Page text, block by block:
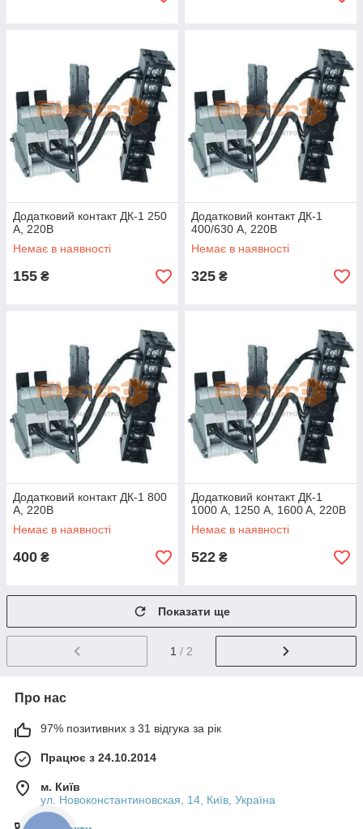
Додатковий контакт ДК-1 250
А, 220В
Немає в наявності
155 ₴
Додатковий контакт ДК-1
400/630 А, 220В
Немає в наявності
325 ₴
Додатковий контакт ДК-1 800
А, 220В
Немає в наявності
400 ₴
Додатковий контакт ДК-1
1000 А, 1250 A, 1600 A, 220В
Немає в наявності
522 ₴
Показати ще
1 / 2
Про нас
97% позитивних з 31 відгука за рік
Працює з 24.10.2014
м. Київ
ул. Новоконстантиновская, 14, Київ, Україна